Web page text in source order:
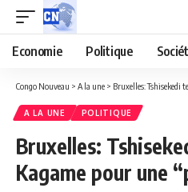
Economie Politique
Congo Nouveau > A la une > Bruxelles: Tshisekedi
A LA UNE POLITIQUE
Bruxelles:
Kagame pour une